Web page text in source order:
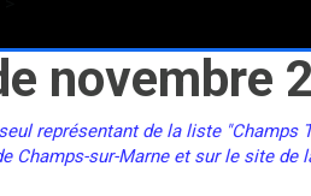
novembre
représentant de la liste "Champs
Champs-sur-Marne et sur le site